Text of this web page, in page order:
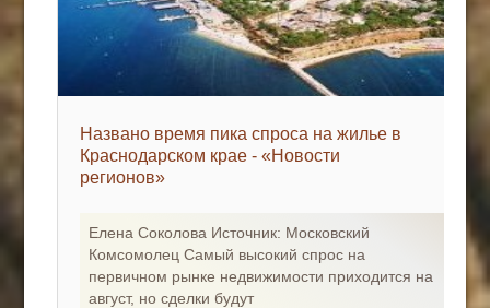
Названо время пика спроса на жилье в
Краснодарском крае - «Новости
регионов»
Елена Соколова Источник: Московский
Комсомолец Самый высокий спрос на
первичном рынке недвижимости приходится на
август, но сделки будут